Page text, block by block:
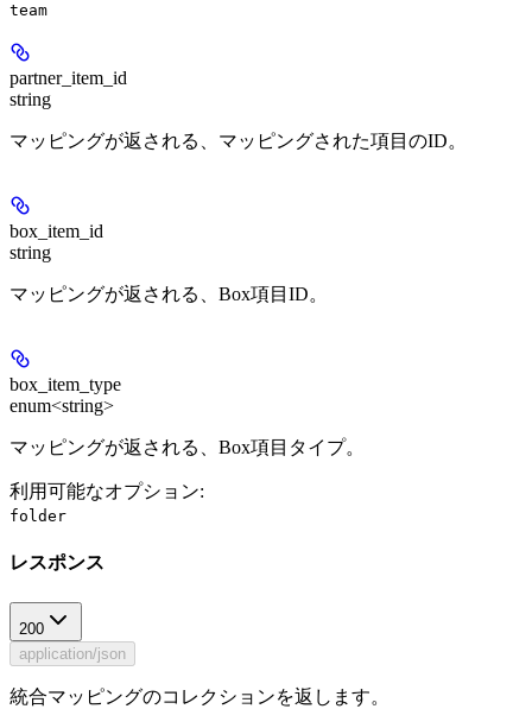
team
partner_item_id
string
マッピングが返される、マッピングされた項目のID。
box_item_id
string
マッピングが返される、Box項目ID。
box_item_type
enum<string>
マッピングが返される、Box項目タイプ。
利用可能なオプション:
folder
レスポンス
200
application/json
統合マッピングのコレクションを返します。